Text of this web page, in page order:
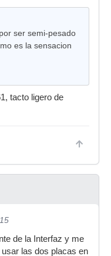
ser semi-pesado
es la sensacion
tacto ligero de
de la Interfaz y me
las dos placas en